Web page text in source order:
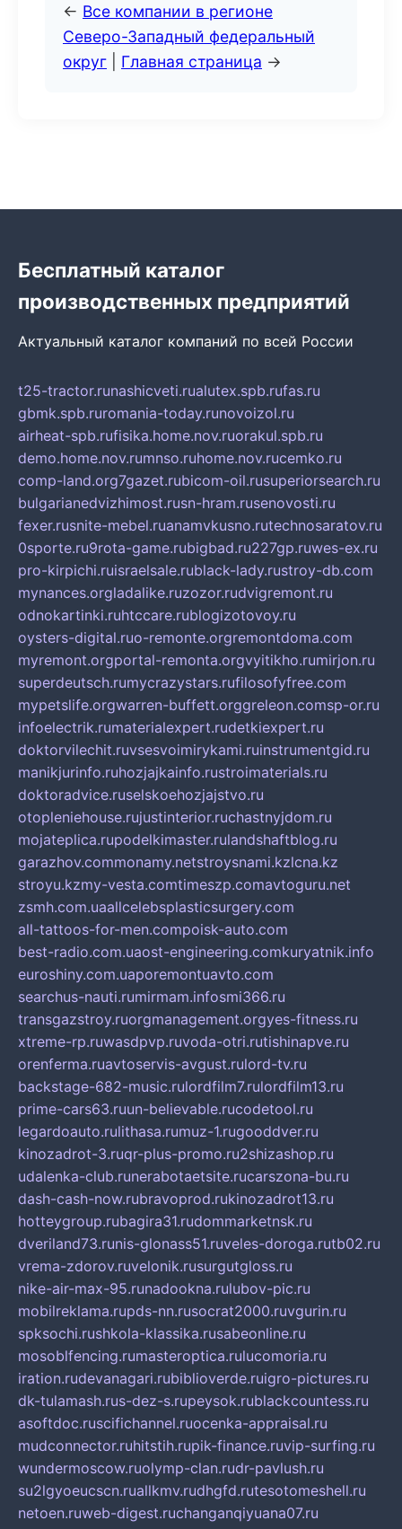
← Все компании в регионе
Северо-Западный федеральный
округ
Главная страница →
Бесплатный каталог
производственных предприятий
Актуальный каталог компаний по всей России
t25-tractor.runashicveti.rualutex.spb.rufas.ru
gbmk.spb.ruromania-today.runovoizol.ru
airheat-spb.rufisika.home.nov.ruorakul.spb.ru
demo.home.nov.rumnso.ruhome.nov.rucemko.ru
comp-land.org7gazet.rubicom-oil.rusuperiorsearch.ru
bulgarianedvizhimost.rusn-hram.rusenovosti.ru
fexer.rusnite-mebel.ruanamvkusno.rutechnosaratov.ru
0sporte.ru9rota-game.rubigbad.ru227gp.ruwes-ex.ru
pro-kirpichi.ruisraelsale.rublack-lady.rustroy-db.com
mynances.orgladalike.ruzozor.rudvigremont.ru
odnokartinki.ruhtccare.rublogizotovoy.ru
oysters-digital.ruo-remonte.orgremontdoma.com
myremont.orgportal-remonta.orgvyitikho.rumirjon.ru
superdeutsch.rumycrazystars.rufilosofyfree.com
mypetslife.orgwarren-buffett.orggreleon.comsp-or.ru
infoelectrik.rumaterialexpert.rudetkiexpert.ru
doktorvilechit.ruvsesvoimirykami.ruinstrumentgid.ru
manikjurinfo.ruhozjajkainfo.rustroimaterials.ru
doktoradvice.ruselskoehozjajstvo.ru
otopleniehouse.rujustinterior.ruchastnyjdom.ru
mojateplica.rupodelkimaster.rulandshaftblog.ru
garazhov.commonamy.netstroysnami.kzlcna.kz
stroyu.kzmy-vesta.comtimeszp.comavtoguru.net
zsmh.com.uaallcelebsplasticsurgery.com
all-tattoos-for-men.compoisk-auto.com
best-radio.com.uaost-engineering.comkuryatnik.info
euroshiny.com.uaporemontuavto.com
searchus-nauti.rumirmam.infosmi366.ru
transgazstroy.ruorgmanagement.orgyes-fitness.ru
xtreme-rp.ruwasdpvp.ruvoda-otri.rutishinapve.ru
orenferma.ruavtoservis-avgust.rulord-tv.ru
backstage-682-music.rulordfilm7.rulordfilm13.ru
prime-cars63.ruun-believable.rucodetool.ru
legardoauto.rulithasa.rumuz-1.rugooddver.ru
kinozadrot-3.ruqr-plus-promo.ru2shizashop.ru
udalenka-club.runerabotaetsite.rucarszona-bu.ru
dash-cash-now.rubravoprod.rukinozadrot13.ru
hotteygroup.rubagira31.rudommarketnsk.ru
dveriland73.runis-glonass51.ruveles-doroga.rutb02.ru
vrema-zdorov.ruvelonik.rusurgutgloss.ru
nike-air-max-95.runadookna.rulubov-pic.ru
mobilreklama.rupds-nn.rusocrat2000.ruvgurin.ru
spksochi.rushkola-klassika.rusabeonline.ru
mosoblfencing.rumasteroptica.rulucomoria.ru
iration.rudevanagari.rubiblioverde.ruigro-pictures.ru
dk-tulamash.rus-dez-s.rupeysok.rublackcountess.ru
asoftdoc.ruscifichannel.ruocenka-appraisal.ru
mudconnector.ruhitstih.rupik-finance.ruvip-surfing.ru
wundermoscow.ruolymp-clan.rudr-pavlush.ru
su2lgyoeucscn.ruallkmv.rudhgfd.rutesotomeshell.ru
netoen.ruweb-digest.ruchanganqiyuana07.ru